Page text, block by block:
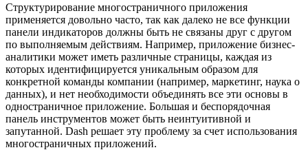
Структурирование многостраничного приложения
применяется довольно часто, так как далеко не все функции
панели индикаторов должны быть не связаны друг с другом
по выполняемым действиям. Например, приложение бизнес-
аналитики может иметь различные страницы, каждая из
которых идентифицируется уникальным образом для
конкретной команды компании (например, маркетинг, наука о
данных), и нет необходимости объединять все эти основы в
одностраничное приложение. Большая и беспорядочная
панель инструментов может быть неинтуитивной и
запутанной. Dash решает эту проблему за счет использования
многостраничных приложений.